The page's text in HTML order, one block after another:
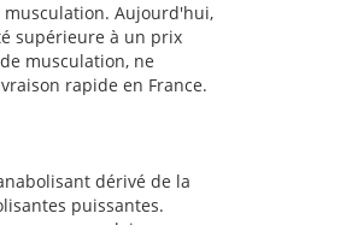
Aujourd'hui,
supérieure à un prix
musculation, ne
rapide en France.
dérivé de la
puissantes.